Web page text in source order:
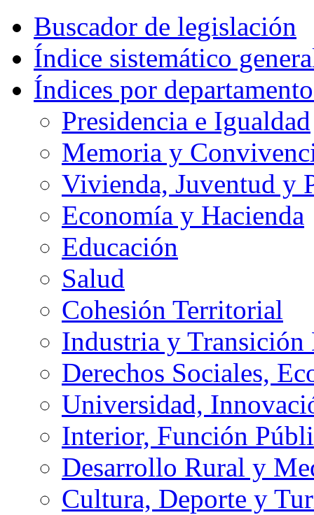
Buscador de legislación
Índice sistemático
Índices por
Presidencia e Igualdad
Memoria y
Vivienda, Juventud y
Economía y Hacienda
Educación
Salud
Cohesión Territorial
Industria y
Derechos Sociales,
Universidad,
Interior, Función
Desarrollo Rural y
Cultura, Deporte y